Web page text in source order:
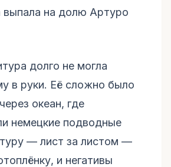
выпала на долю Артуро
долго не могла
в руки. Её сложно было
океан, где
немецкие подводные
— лист за листом —
и негативы